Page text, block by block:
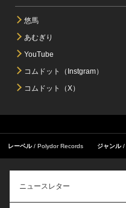
悠馬
あむぎり
YouTube
コムドット（Instgram）
コムドット（X）
レーベル Polydor Records ジャンル
ニュースレター